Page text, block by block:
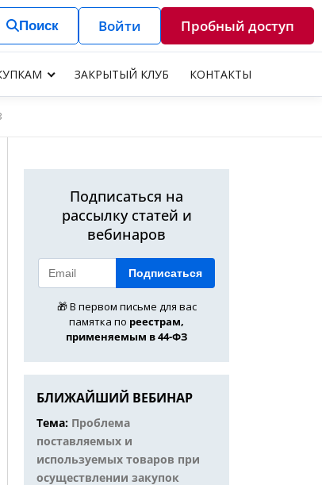
Поиск Войти Пробный доступ
ЗАКРЫТЫЙ КЛУБ КОНТАКТЫ
Подписаться на
рассылку статей и
вебинаров
Подписаться
🎁 В первом письме для вас
памятка по реестрам,
применяемым в 44-ФЗ
БЛИЖАЙШИЙ ВЕБИНАР
Тема: Проблема
поставляемых и
используемых товаров при
осуществлении закупок